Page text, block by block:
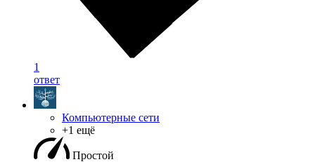
1
ответ
Компьютерные сети
+1 ещё
Простой